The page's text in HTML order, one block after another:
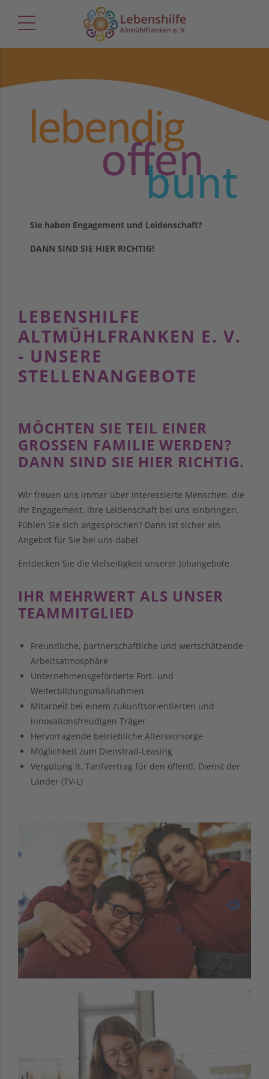
Sie haben Engagement und Leidenschaft?
DANN SIND SIE HIER RICHTIG!
LEBENSHILFE
ALTMÜHLFRANKEN E. V.
- UNSERE
STELLENANGEBOTE
MÖCHTEN SIE TEIL EINER
GROSSEN FAMILIE WERDEN? D
ANN SIND SIE HIER RICHTIG.
Wir freuen uns immer über interessierte Menschen, die
ihr Engagement, ihre Leidenschaft bei uns einbringen.
Fühlen Sie sich angesprochen? Dann ist sicher ein
Angebot für Sie bei uns dabei.
Entdecken Sie die Vielseitigkeit unserer Jobangebote.
IHR MEHRWERT ALS UNSER
TEAMMITGLIED
Freundliche, partnerschaftliche und wertschätzende
Arbeitsatmosphäre
Unternehmensgeförderte Fort- und
Weiterbildungsmaßnahmen
Mitarbeit bei einem zukunftsorientierten und
innovationsfreudigen Träger
Hervorragende betriebliche Altersvorsorge
Möglichkeit zum Dienstrad-Leasing
Vergütung lt. Tarifvertrag für den öffentl. Dienst der
Länder (TV-L)